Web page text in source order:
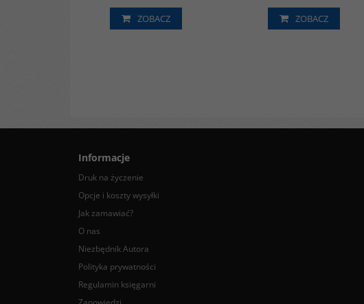
ZOBACZ ZOBACZ
Informacje
Druk na życzenie
Opcje i koszty wysyłki
Jak zamawiać?
O nas
Niezbędnik Autora
Polityka prywatności
Regulamin księgarni